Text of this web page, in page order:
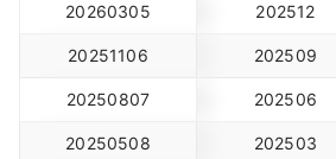
20260305 202512
20251106 202509
20250807 202506
20250508 202503